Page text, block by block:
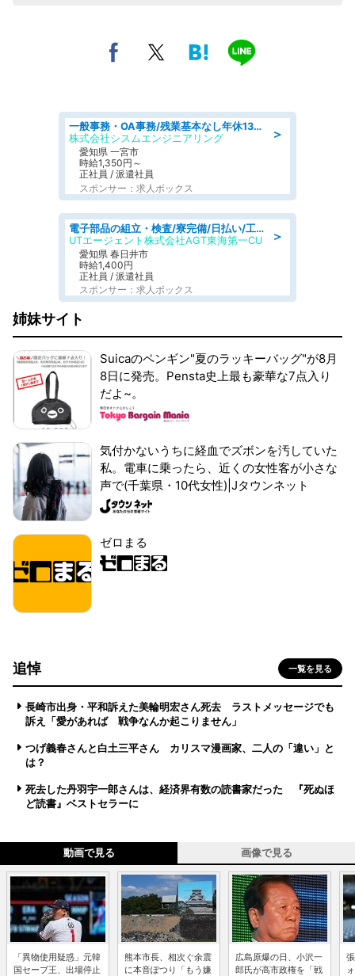
＞
一般事務・OA事務/残業基本なし年休130日社保完備の一般・調達事務
株式会社シスムエンジニアリング
愛知県 一宮市
時給1,350円～
正社員 / 派遣社員
スポンサー：求人ボックス
＞
電子部品の組立・検査/寮完備/日払い/工場・製造
UTエージェント株式会社AGT東海第一CU
愛知県 春日井市
時給1,400円
正社員 / 派遣社員
スポンサー：求人ボックス
姉妹サイト
Suicaのペンギン"夏のラッキーバッグ"が8月
8日に発売。Pensta史上最も豪華な7点入り
だよ~。
気付かないうちに経血でズボンを汚していた
私。電車に乗ったら、近くの女性客が小さな
声で(千葉県・10代女性)|Jタウンネット
ゼロまる
追悼 一覧を見る
長崎市出身・平和訴えた美輪明宏さん死去 ラストメッセージでも
訴え「愛があれば 戦争なんか起こりません」
つげ義春さんと白土三平さん カリスマ漫画家、二人の「違い」と
は？
死去した丹羽宇一郎さんは、経済界有数の読書家だった 『死ぬほ
ど読書』ベストセラーに
動画で見る 画像で見る
「異物使用疑惑」元韓
国セーブ王、出場停止
熊本市長、相次ぐ余震
に本音ぽつり「もう嫌
広島原爆の日、小沢一
郎氏が高市政権を「戦